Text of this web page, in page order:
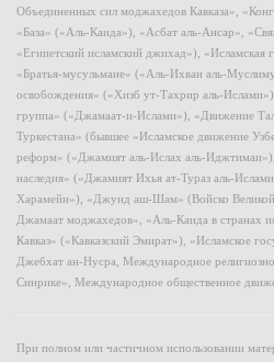
Объединенных сил моджахедов Кавказа»,
«База» («Аль-Каида»), «Асбат аль-Ансар»,
«Египетский исламский джихад»), «Исламская
«Братья-мусульмане» («Аль-Ихван аль-
освобождения» («Хизб ут-Тахрир аль-
группа» («Джамаат-и-Ислами»), «Движение
Туркестана» (бывшее «Исламское движение
реформ» («Джамият аль-Ислах аль-
наследия» («Джамият Ихья ат-Тураз аль-
Харамейн»), «Джунд аш-Шам» (Войско
Джамаат моджахедов», «Аль-Каида в странах
Кавказ» («Кавказский Эмират»), «Исламское
Джебхат ан-Нусра, Международное
Синрике», Международное общественное
При полном или частичном использовании